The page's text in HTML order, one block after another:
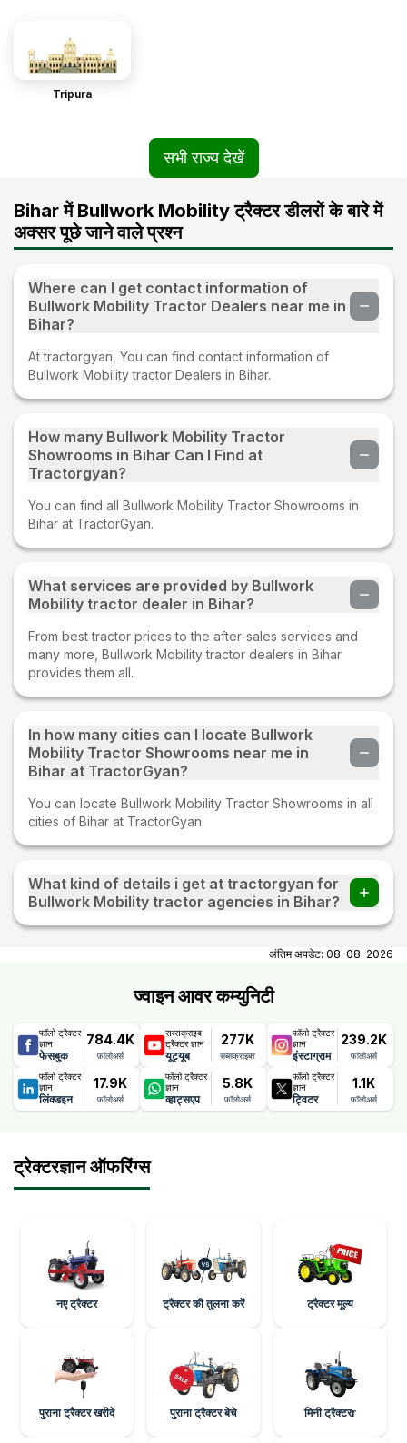
Tripura
सभी राज्य देखें
Bihar में Bullwork Mobility ट्रैक्टर डीलरों के बारे में
अक्सर पूछे जाने वाले प्रश्न
Where can I get contact information of
Bullwork Mobility Tractor Dealers near me in
Bihar?
At tractorgyan, You can find contact information of
Bullwork Mobility tractor Dealers in Bihar.
How many Bullwork Mobility Tractor
Showrooms in Bihar Can I Find at
Tractorgyan?
You can find all Bullwork Mobility Tractor Showrooms in
Bihar at TractorGyan.
What services are provided by Bullwork
Mobility tractor dealer in Bihar?
From best tractor prices to the after-sales services and
many more, Bullwork Mobility tractor dealers in Bihar
provides them all.
In how many cities can I locate Bullwork
Mobility Tractor Showrooms near me in
Bihar at TractorGyan?
You can locate Bullwork Mobility Tractor Showrooms in all
cities of Bihar at TractorGyan.
What kind of details i get at tractorgyan for
Bullwork Mobility tractor agencies in Bihar?
At tractorgyan get Bullwork Mobility tractor showrooms in
Bihar contact number, email, city, pincode, address.
अंतिम अपडेट: 08-08-2026
ज्वाइन आवर कम्युनिटी
फॉलो ट्रैक्टर
ज्ञान
फेसबुक
784.4K
फ़ॉलोअर्स
सब्सक्राइब
ट्रैक्टर ज्ञान
यूट्यूब
277K
सब्सक्राइबर
फॉलो ट्रैक्टर
ज्ञान
इंस्टाग्राम
239.2K
फ़ॉलोअर्स
फॉलो ट्रैक्टर
ज्ञान
लिंक्डइन
17.9K
फ़ॉलोअर्स
फॉलो ट्रैक्टर
ज्ञान
व्हाट्सएप
5.8K
फ़ॉलोअर्स
फॉलो ट्रैक्टर
ज्ञान
ट्विटर
1.1K
फ़ॉलोअर्स
ट्रेक्टरज्ञान ऑफरिंग्स
नए ट्रैक्टर ट्रैक्टर की तुलना करें ट्रैक्टर मूल्य
पुराना ट्रैक्टर खरीदे पुराना ट्रैक्टर बेचे मिनी ट्रैक्टरr